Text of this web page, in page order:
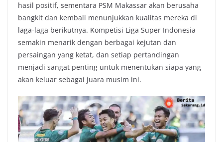
hasil positif, sementara PSM Makassar akan berusaha
bangkit dan kembali menunjukkan kualitas mereka di
laga-laga berikutnya. Kompetisi Liga Super Indonesia
semakin menarik dengan berbagai kejutan dan
persaingan yang ketat, dan setiap pertandingan
menjadi sangat penting untuk menentukan siapa yang
akan keluar sebagai juara musim ini.